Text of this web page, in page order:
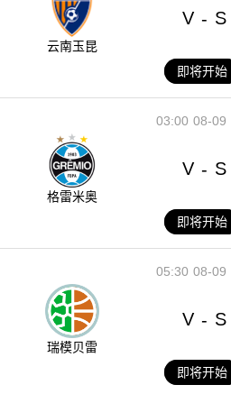
云南玉昆
V - S
即将开始
08-09
03:00
格雷米奥
V - S
即将开始
08-09
05:30
瑞模贝雷
V - S
即将开始